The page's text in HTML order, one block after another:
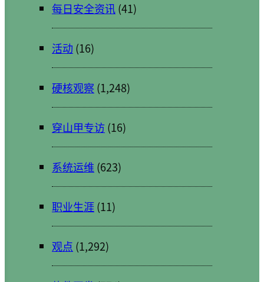
每日安全资讯(41)
活动 (16)
硬核观察 (1,248)
穿山甲专访(16)
系统运维(623)
职业生涯(11)
观点 (1,292)